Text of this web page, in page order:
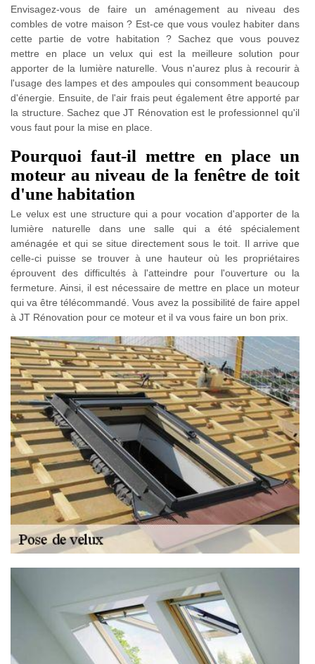
Envisagez-vous de faire un aménagement au niveau des
combles de votre maison ? Est-ce que vous voulez habiter dans
cette partie de votre habitation ? Sachez que vous pouvez
mettre en place un velux qui est la meilleure solution pour
apporter de la lumière naturelle. Vous n'aurez plus à recourir à
l'usage des lampes et des ampoules qui consomment beaucoup
d'énergie. Ensuite, de l'air frais peut également être apporté par
la structure. Sachez que JT Rénovation est le professionnel qu'il
vous faut pour la mise en place.
Pourquoi faut-il mettre en place un
moteur au niveau de la fenêtre de toit
d'une habitation
Le velux est une structure qui a pour vocation d'apporter de la
lumière naturelle dans une salle qui a été spécialement
aménagée et qui se situe directement sous le toit. Il arrive que
celle-ci puisse se trouver à une hauteur où les propriétaires
éprouvent des difficultés à l'atteindre pour l'ouverture ou la
fermeture. Ainsi, il est nécessaire de mettre en place un moteur
qui va être télécommandé. Vous avez la possibilité de faire appel
à JT Rénovation pour ce moteur et il va vous faire un bon prix.